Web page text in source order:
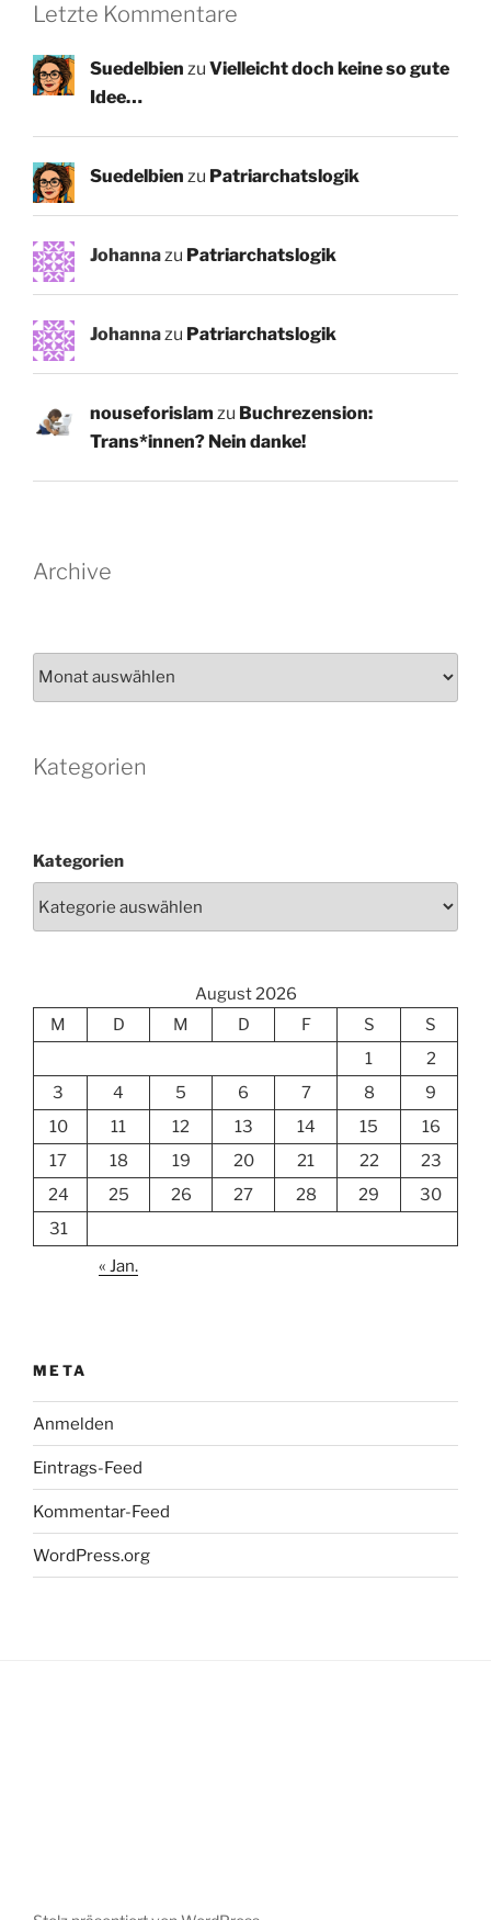
Letzte Kommentare
Suedelbien zu Vielleicht doch keine so gute
Idee…
Suedelbien zu Patriarchatslogik
Johannazu Patriarchatslogik
Johannazu Patriarchatslogik
nouseforislam zu Buchrezension:
Trans*innen? Nein danke!
Archive
Kategorien
Kategorien
August 2026
M
D M D F S
S
1
2
3
4 5 6 7 8
9
10
11 12 13 14 15
16
17
18 19 20 21 22
23
24
25 26 27 28 29
30
31
« Jan.
META
Anmelden
Eintrags-Feed
Kommentar-Feed
WordPress.org